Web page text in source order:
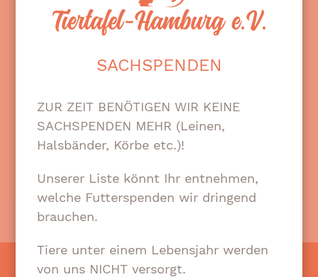
JETZT PER PAYPAL SPENDEN
SACHSPENDEN
ZUR ZEIT BENÖTIGEN WIR KEINE
SACHSPENDEN MEHR (Leinen,
Halsbänder, Körbe etc.)!
Unserer Liste könnt Ihr entnehmen,
welche Futterspenden wir dringend
brauchen.
Tiere unter einem Lebensjahr werden
von uns NICHT versorgt.